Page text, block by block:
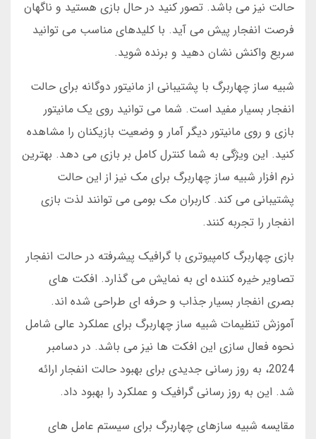
حالت نیز می باشد. تصور کنید در حال بازی هستید و ناگهان
فرصت انفجار پیش می آید. با کلیدهای مناسب می توانید
سریع واکنش نشان دهید و برنده شوید.
شبیه ساز چهاربرگ با پشتیبانی از مانیتور دوگانه برای حالت
انفجار بسیار مفید است. شما می توانید روی یک مانیتور
بازی و روی مانیتور دیگر آمار و وضعیت بازیکنان را مشاهده
کنید. این ویژگی به شما کنترل کامل بر بازی می دهد. بهترین
نرم افزار شبیه ساز چهاربرگ برای مک نیز از این حالت
پشتیبانی می کند. کاربران مک بومی می توانند لذت بازی
انفجار را تجربه کنند.
بازی چهاربرگ کامپیوتری با گرافیک پیشرفته در حالت انفجار
تصاویر خیره کننده ای به نمایش می گذارد. افکت های
بصری انفجار بسیار جذاب و حرفه ای طراحی شده اند.
آموزش تنظیمات شبیه ساز چهاربرگ برای عملکرد عالی شامل
نحوه فعال سازی این افکت ها نیز می باشد. در دسامبر
2024، به روز رسانی جدیدی برای بهبود حالت انفجار ارائه
شد. این به روز رسانی گرافیک و عملکرد را بهبود داد.
مقایسه شبیه سازهای چهاربرگ برای سیستم عامل های